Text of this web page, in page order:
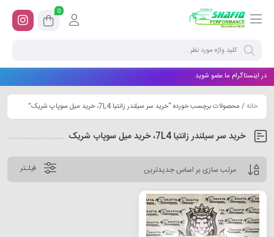
0
در اینستاگرام ما عضو شوید
خانه/ محصولات برچسب خورده “خرید سر سیلندر زانتیا 7L4، خرید میل سوپاپ شریک”
خرید سر سیلندر زانتیا 7L4، خرید میل سوپاپ شریک
فیلـتر